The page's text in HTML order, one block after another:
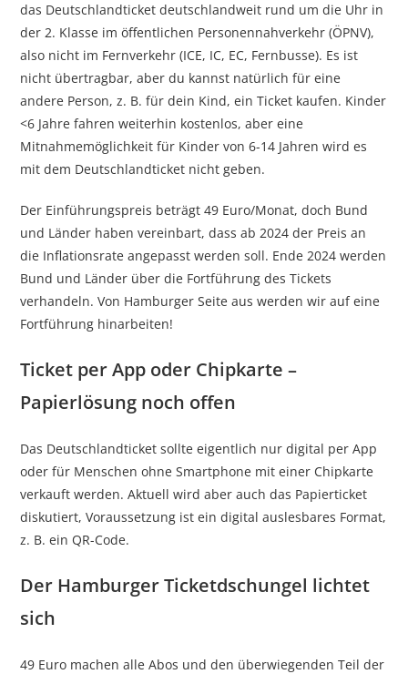
das Deutschlandticket deutschlandweit rund um die Uhr in
der 2. Klasse im öffentlichen Personennahverkehr (ÖPNV),
also nicht im Fernverkehr (ICE, IC, EC, Fernbusse). Es ist
nicht übertragbar, aber du kannst natürlich für eine
andere Person, z. B. für dein Kind, ein Ticket kaufen. Kinder
<6 Jahre fahren weiterhin kostenlos, aber eine
Mitnahmemöglichkeit für Kinder von 6-14 Jahren wird es
mit dem Deutschlandticket nicht geben.
Der Einführungspreis beträgt 49 Euro/Monat, doch Bund
und Länder haben vereinbart, dass ab 2024 der Preis an
die Inflationsrate angepasst werden soll. Ende 2024 werden
Bund und Länder über die Fortführung des Tickets
verhandeln. Von Hamburger Seite aus werden wir auf eine
Fortführung hinarbeiten!
Ticket per App oder Chipkarte –
Papierlösung noch offen
Das Deutschlandticket sollte eigentlich nur digital per App
oder für Menschen ohne Smartphone mit einer Chipkarte
verkauft werden. Aktuell wird aber auch das Papierticket
diskutiert, Voraussetzung ist ein digital auslesbares Format,
z. B. ein QR-Code.
Der Hamburger Ticketdschungel lichtet
sich
49 Euro machen alle Abos und den überwiegenden Teil der